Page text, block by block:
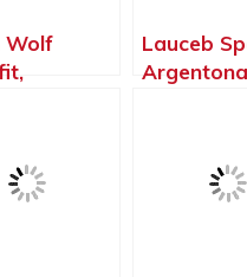
Wolf
Lauceb